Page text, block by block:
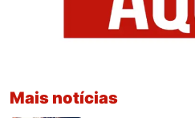
Mais notícias